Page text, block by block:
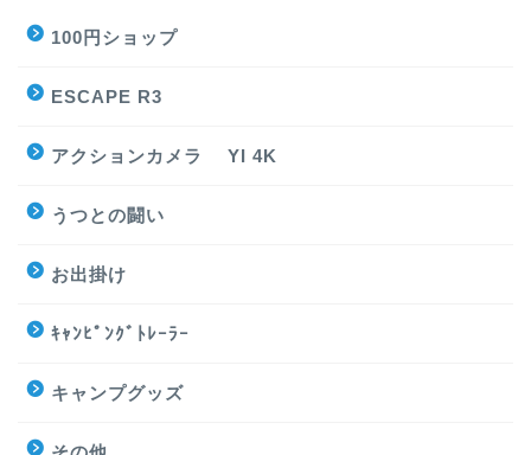
100円ショップ
ESCAPE R3
アクションカメラ YI 4K
うつとの闘い
お出掛け
ｷｬﾝﾋﾟﾝｸﾞﾄﾚｰﾗｰ
キャンプグッズ